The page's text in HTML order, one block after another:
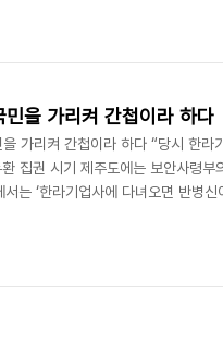
건피해자들 중 다수의 제주도민들은
업사’에 끌려갔습니다. 양영배 씨
민을 가리켜 간첩이라 하다
가리켜 간첩이라 하다 “당시 한
집권 시기 제주도에는 보안사령부
서는 ‘한라기업사에 다녀오면 반병
사 직원들에게 끌려가고 말았습니
다녀온 적이 없다고 말하니 돌아온